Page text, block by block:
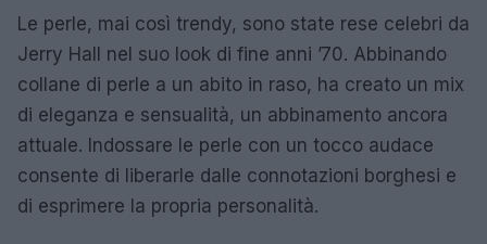
Le perle, mai così trendy, sono state rese celebri da
Jerry Hall nel suo look di fine anni ’70. Abbinando
collane di perle a un abito in raso, ha creato un mix
di eleganza e sensualità, un abbinamento ancora
attuale. Indossare le perle con un tocco audace
consente di liberarle dalle connotazioni borghesi e
di esprimere la propria personalità.